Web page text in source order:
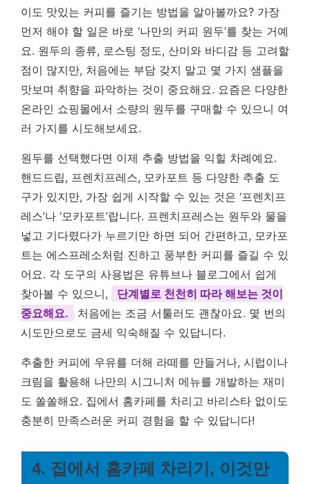
이도 맛있는 커피를 즐기는 방법을 알아볼까요? 가장
먼저 해야 할 일은 바로 ‘나만의 커피 원두’를 찾는 거예
요. 원두의 종류, 로스팅 정도, 산미와 바디감 등 고려할
점이 많지만, 처음에는 부담 갖지 말고 몇 가지 샘플을
맛보며 취향을 파악하는 것이 중요해요. 요즘은 다양한
온라인 쇼핑몰에서 소량의 원두를 구매할 수 있으니 여
러 가지를 시도해보세요.
원두를 선택했다면 이제 추출 방법을 익힐 차례예요.
핸드드립, 프렌치프레스, 모카포트 등 다양한 추출 도
구가 있지만, 가장 쉽게 시작할 수 있는 것은 ‘프렌치프
레스’나 ‘모카포트’랍니다. 프렌치프레스는 원두와 물을
넣고 기다렸다가 누르기만 하면 되어 간편하고, 모카포
트는 에스프레소처럼 진하고 풍부한 커피를 즐길 수 있
어요. 각 도구의 사용법은 유튜브나 블로그에서 쉽게
찾아볼 수 있으니,
단계별로 천천히 따라 해보는 것이
중요해요.
처음에는 조금 서툴러도 괜찮아요. 몇 번의
시도만으로도 금세 익숙해질 수 있답니다.
추출한 커피에 우유를 더해 라떼를 만들거나, 시럽이나
크림을 활용해 나만의 시그니처 메뉴를 개발하는 재미
도 쏠쏠해요. 집에서 홈카페를 차리고 바리스타 없이도
충분히 만족스러운 커피 경험을 할 수 있답니다!
4. 집에서 홈카페 차리기, 이것만